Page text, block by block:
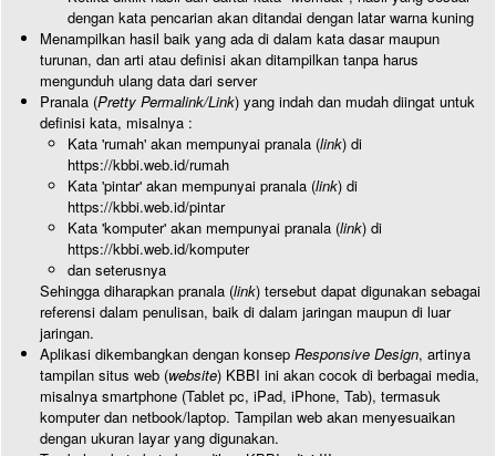
dengan kata pencarian akan ditandai dengan latar warna kuning
Menampilkan hasil baik yang ada di dalam kata dasar maupun
turunan, dan arti atau definisi akan ditampilkan tanpa harus
mengunduh ulang data dari server
Pranala (Pretty Permalink/Link) yang indah dan mudah diingat untuk
definisi kata, misalnya :
Kata 'rumah' akan mempunyai pranala (link) di
https://kbbi.web.id/rumah
Kata 'pintar' akan mempunyai pranala (link) di
https://kbbi.web.id/pintar
Kata 'komputer' akan mempunyai pranala (link) di
https://kbbi.web.id/komputer
dan seterusnya
Sehingga diharapkan pranala (link) tersebut dapat digunakan sebagai
referensi dalam penulisan, baik di dalam jaringan maupun di luar
jaringan.
Aplikasi dikembangkan dengan konsep Responsive Design, artinya
tampilan situs web (website) KBBI ini akan cocok di berbagai media,
misalnya smartphone (Tablet pc, iPad, iPhone, Tab), termasuk
komputer dan netbook/laptop. Tampilan web akan menyesuaikan
dengan ukuran layar yang digunakan.